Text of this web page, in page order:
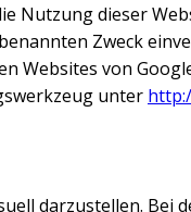
Nutzung dieser
Zweck
von
unter
darzustellen.